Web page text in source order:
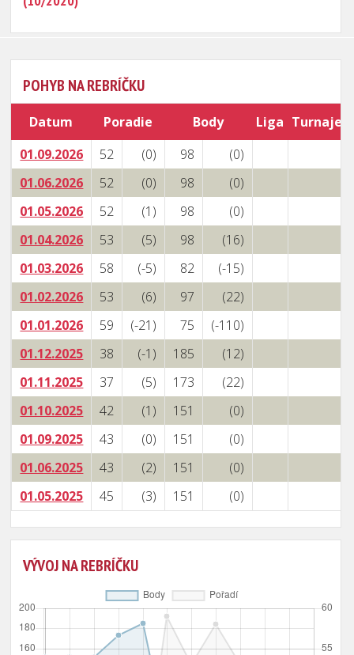
POHYB NA REBRÍČKU
Datum Poradie Body Liga Turnaje
01.09.2026
52 (0) 98
(0)
01.06.2026
52 (0) 98
(0)
01.05.2026
52 (1) 98
(0)
01.04.2026
53 (5) 98
(16)
01.03.2026
58 (-5) 82
(-15)
01.02.2026
53 (6) 97
(22)
01.01.2026
59 (-21) 75
(-110)
01.12.2025
38 (-1) 185
(12)
01.11.2025
37 (5) 173
(22)
01.10.2025
42 (1) 151
(0)
01.09.2025
43 (0) 151
(0)
01.06.2025
43 (2) 151
(0)
01.05.2025
45 (3) 151 (0)
VÝVOJ NA REBRÍČKU